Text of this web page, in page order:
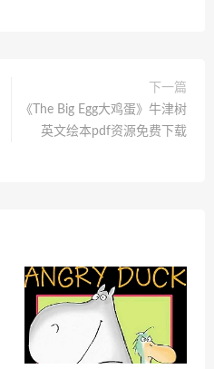
下一篇
《The Big Egg大鸡蛋》牛津树
英文绘本pdf资源免费下载